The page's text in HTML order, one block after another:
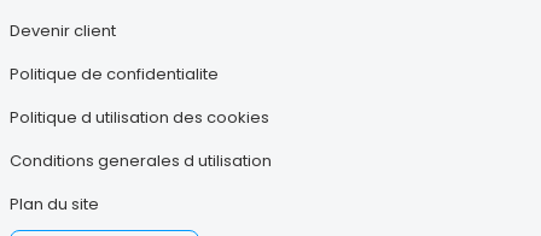
Devenir client
Politique de confidentialite
Politique d utilisation des cookies
Conditions generales d utilisation
Plan du site